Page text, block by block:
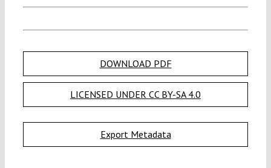
DOWNLOAD PDF
LICENSED UNDER CC BY-SA 4.0
Export Metadata